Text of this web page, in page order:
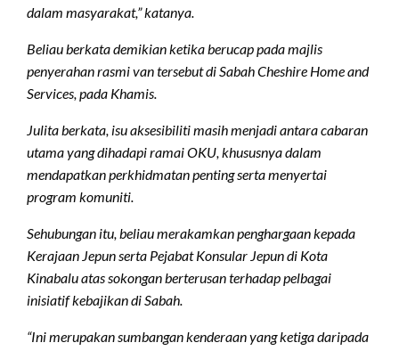
dalam masyarakat,” katanya.
Beliau berkata demikian ketika berucap pada majlis
penyerahan rasmi van tersebut di Sabah Cheshire Home and
Services, pada Khamis.
Julita berkata, isu aksesibiliti masih menjadi antara cabaran
utama yang dihadapi ramai OKU, khususnya dalam
mendapatkan perkhidmatan penting serta menyertai
program komuniti.
Sehubungan itu, beliau merakamkan penghargaan kepada
Kerajaan Jepun serta Pejabat Konsular Jepun di Kota
Kinabalu atas sokongan berterusan terhadap pelbagai
inisiatif kebajikan di Sabah.
“Ini merupakan sumbangan kenderaan yang ketiga daripada